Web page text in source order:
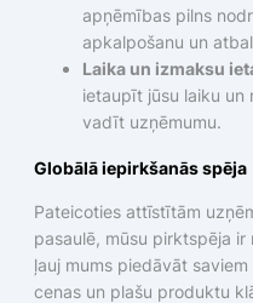
apņēmības pilns
apkalpošanu un
Laika un izmaksu
ietaupīt jūsu laiku
vadīt uzņēmumu.
Globālā iepirkšanās spēja
Pateicoties attīstītām
pasaulē, mūsu pirktspēja
ļauj mums piedāvāt
cenas un plašu produktu